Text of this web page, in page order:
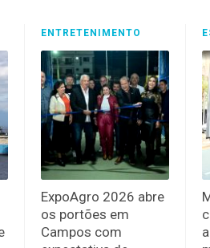
ENTRETENIMENTO
ExpoAgro 2026 abre
os portões em
Campos com